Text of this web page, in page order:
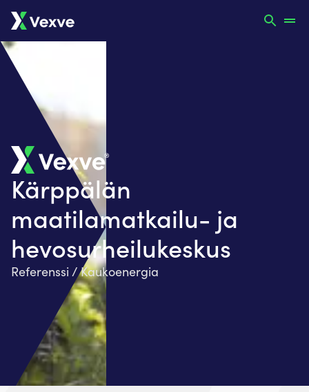
Kärppälän
maatilamatkailu- ja
hevosurheilukeskus
Referenssi / Kaukoenergia